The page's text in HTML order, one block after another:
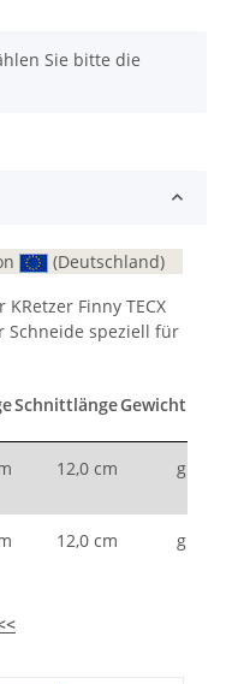
Sie bitte die
(Deutschland)
Finny TECX
Schneide speziell für
SchnittlängeGewicht
12,0 cm g
12,0 cm g